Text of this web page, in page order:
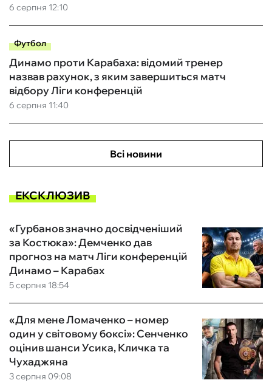
6 серпня 12:10
Футбол
6 серпня 11:40
Динамо проти Карабаха: відомий тренер
назвав рахунок, з яким завершиться матч
відбору Ліги конференцій
Всі новини
ЕКСКЛЮЗИВ
5 серпня 18:54
«Гурбанов значно досвідченіший
за Костюка»: Демченко дав
прогноз на матч Ліги конференцій
Динамо – Карабах
3 серпня 09:08
«Для мене Ломаченко – номер
один у світовому боксі»: Сенченко
оцінив шанси Усика, Кличка та
Чухаджяна